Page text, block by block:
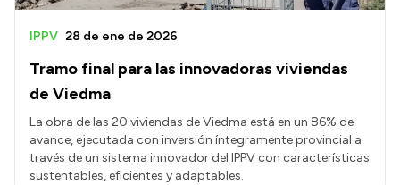
Tramo final para las innovadoras viviendas
de Viedma
IPPV 28 de ene de 2026
La obra de las 20 viviendas de Viedma está en un 86% de
avance, ejecutada con inversión íntegramente provincial a
través de un sistema innovador del IPPV con características
sustentables, eficientes y adaptables.